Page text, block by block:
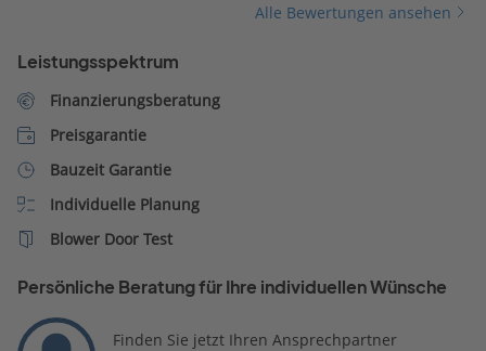
Alle Bewertungen ansehen
Leistungsspektrum
Finanzierungsberatung
Preisgarantie
Bauzeit Garantie
Individuelle Planung
Blower Door Test
Persönliche Beratung für Ihre individuellen Wünsche
Finden Sie jetzt Ihren Ansprechpartner